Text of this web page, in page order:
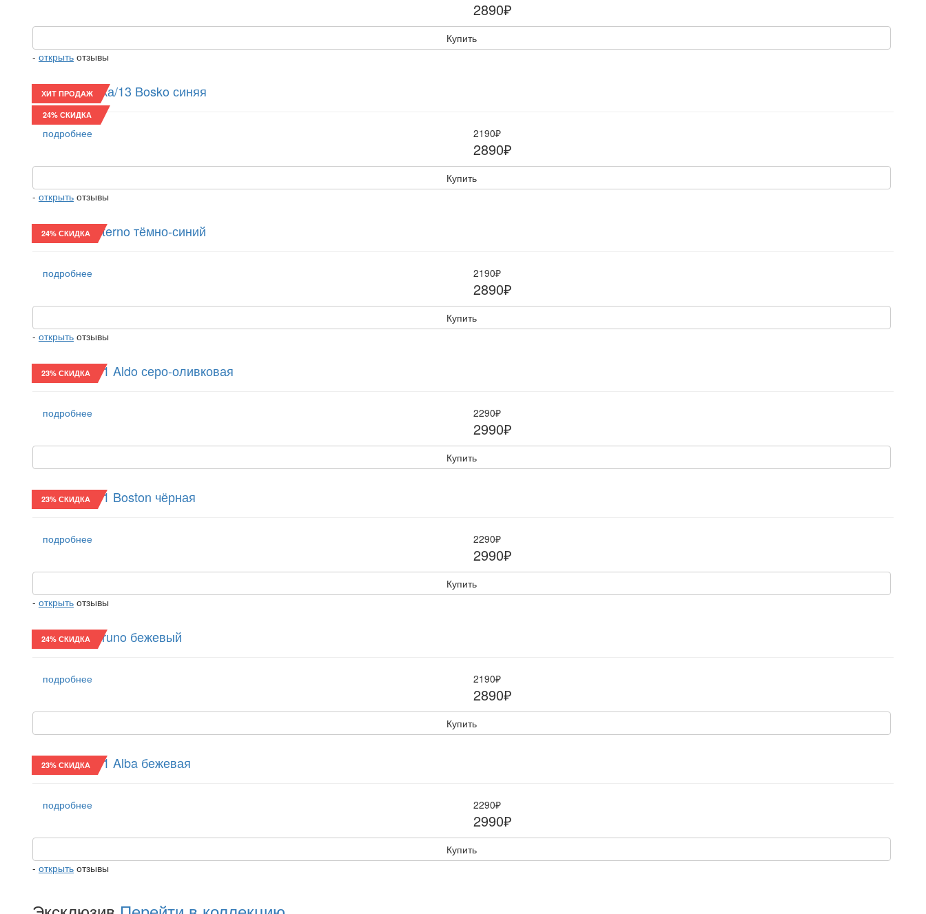
2890₽
Купить
- открыть отзывы
ХИТ ПРОДАЖ
24% СКИДКА
Восьмиклинка/13 Bosko синяя
подробнее 2190₽
2890₽
Купить
- открыть отзывы
24% СКИДКА
Реглан/24 Eterno тёмно-синий
подробнее 2190₽
2890₽
Купить
- открыть отзывы
23% СКИДКА
Хулиганка/11 Aldo серо-оливковая
подробнее 2290₽
2990₽
Купить
23% СКИДКА
Хулиганка/11 Boston чёрная
подробнее 2290₽
2990₽
Купить
- открыть отзывы
24% СКИДКА
Реглан/24 Bruno бежевый
подробнее 2190₽
2890₽
Купить
23% СКИДКА
Хулиганка/11 Alba бежевая
подробнее 2290₽
2990₽
Купить
- открыть отзывы